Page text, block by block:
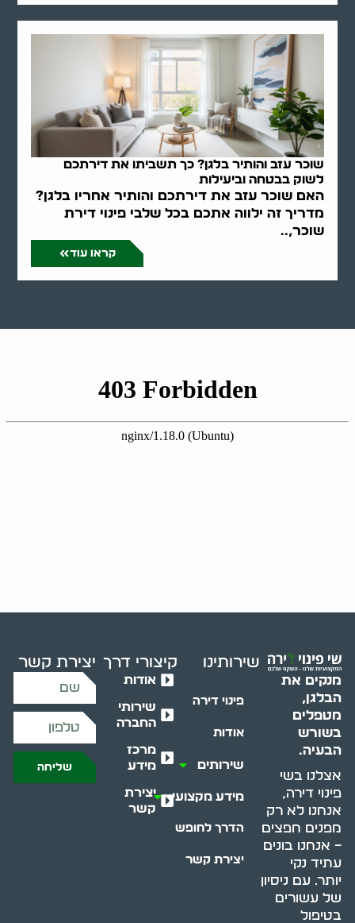
שוכר עזב והותיר בלגן? כך תשביתו את דירתכם
לשוק בבטחה וביעילות
האם שוכר עזב את דירתכם והותיר אחריו בלגן?
מדריך זה ילווה אתכם בכל שלבי פינוי דירת
שוכר,..
קראו עוד
מנקים את
הבלגן,
מטפלים
בשורש
הבעיה.
אצלנו בשי
פינוי דירה,
אנחנו לא רק
מפנים חפצים
– אנחנו בונים
עתיד נקי
יותר. עם ניסיון
של עשורים
בטיפול
שירותינו
פינוי דירה
אודות
שירותים
מידע מקצועי
הדרך לחופש
יצירת קשר
קיצורי דרך
אודות
שירותי
החברה
מרכז
מידע
יצירת
קשר
יצירת קשר
שליחה